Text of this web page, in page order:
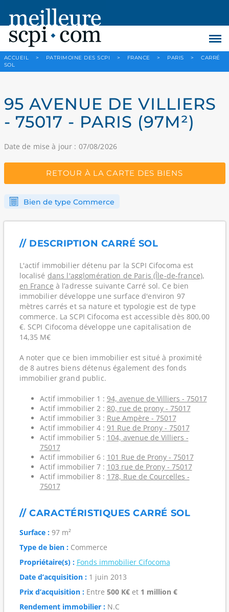
ACCUEIL > PATRIMOINE DES SCPI > FRANCE > PARIS >
CARRÉ
SOL
95 AVENUE DE VILLIERS
- 75017 - PARIS (97M²)
Date de mise à jour : 07/08/2026
RETOUR À LA CARTE DES BIENS
Bien de type Commerce
// DESCRIPTION CARRÉ SOL
L'actif immobilier détenu par la SCPI Cifocoma est
localisé dans l'agglomération de Paris (Île-de-france),
en France à l’adresse suivante Carré sol. Ce bien
immobilier développe une surface d'environ 97
mètres carrés et sa nature et typologie est de type
commerce. La SCPI Cifocoma est accessible dès 800,00
€. SCPI Cifocoma développe une capitalisation de
14,35 M€
A noter que ce bien immobilier est situé à proximité
de 8 autres biens détenus également des fonds
immobilier grand public.
Actif immobilier 1 : 94, avenue de Villiers - 75017
Actif immobilier 2 : 80, rue de prony - 75017
Actif immobilier 3 : Rue Ampère - 75017
Actif immobilier 4 : 91 Rue de Prony - 75017
Actif immobilier 5 : 104, avenue de Villiers -
75017
Actif immobilier 6 : 101 Rue de Prony - 75017
Actif immobilier 7 : 103 rue de Prony - 75017
Actif immobilier 8 : 178, Rue de Courcelles -
75017
// CARACTÉRISTIQUES CARRÉ SOL
Surface :97 m²
Type de bien :Commerce
Propriétaire(s) : Fonds immobilier Cifocoma
Date d’acquisition :1 juin 2013
Prix d’acquisition :Entre 500 K€et 1 million €
Rendement immobilier :N.C